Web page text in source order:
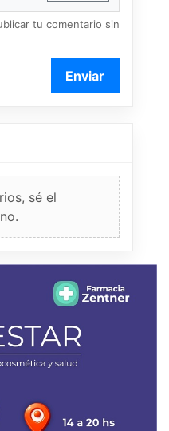
tu comentario sin
Enviar
sé el